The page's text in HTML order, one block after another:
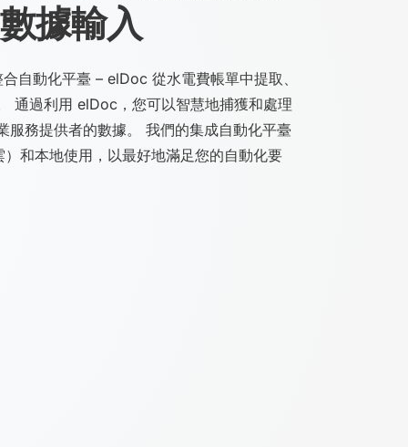
據輸入
自動化平臺 – elDoc 從水電費帳單中提取、
通過利用 elDoc，您可以智慧地捕獲和處理
服務提供者的數據。 我們的集成自動化平臺
）和本地使用，以最好地滿足您的自動化要